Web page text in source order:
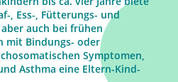
, Ess-, Fütterungs- und
auch bei frühen
mit Bindungs- oder
Symptomen,
Asthma eine Eltern-Kind-